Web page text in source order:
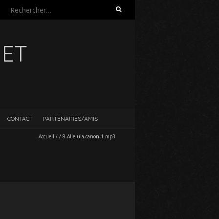
Rechercher :
CONTACT PARTENAIRES/AMIS
Accueil / / 8-Alleluia-canon-1.mp3